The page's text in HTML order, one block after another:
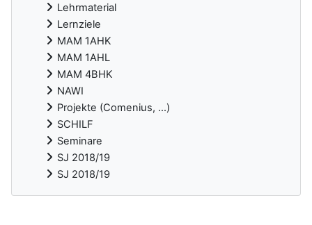
Lehrmaterial
Lernziele
MAM 1AHK
MAM 1AHL
MAM 4BHK
NAWI
Projekte (Comenius, ...)
SCHILF
Seminare
SJ 2018/19
SJ 2018/19